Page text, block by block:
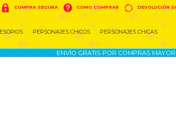
 COMPRA SEGURA  COMO COMPRAR  DEVOLUCIÓN
PERSONAJES CHICOS PERSONAJES CHICAS
ENVÍO GRATIS POR COMPRAS